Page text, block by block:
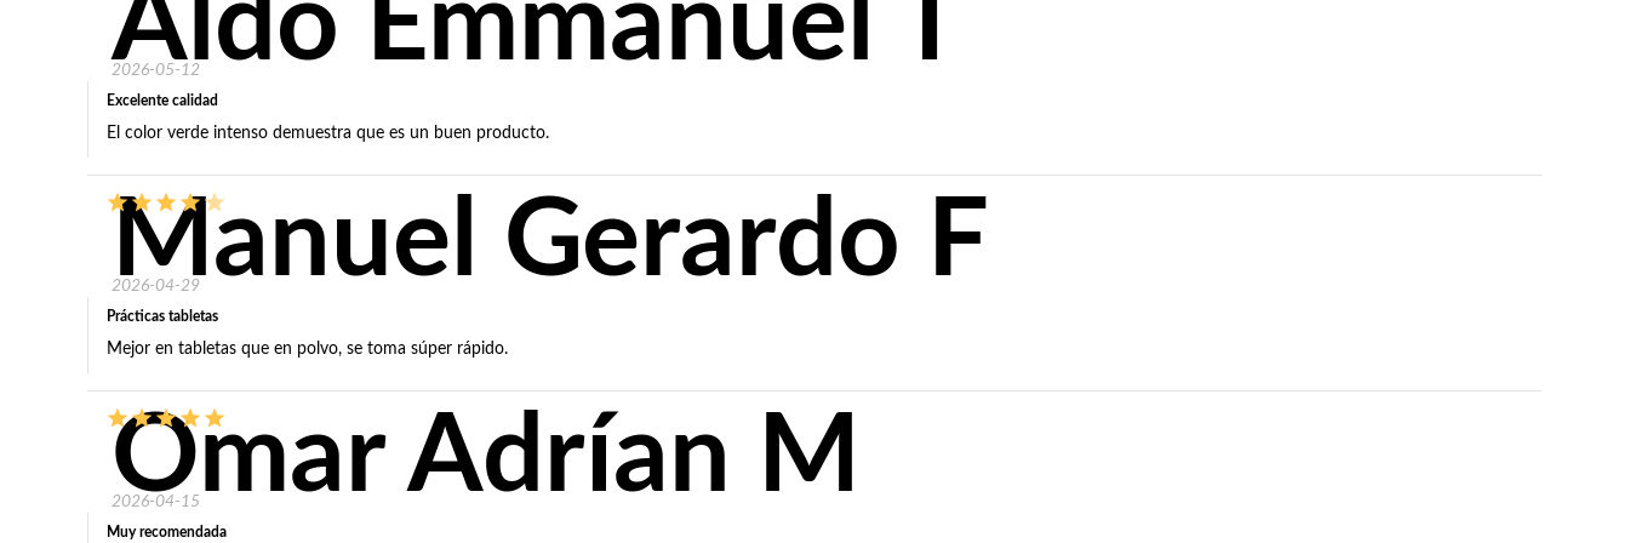
Aldo Emmanuel T
2026-05-12
Excelente calidad
El color verde intenso demuestra que es un buen producto.
Manuel Gerardo F
2026-04-29
Prácticas tabletas
Mejor en tabletas que en polvo, se toma súper rápido.
Omar Adrían M
2026-04-15
Muy recomendada